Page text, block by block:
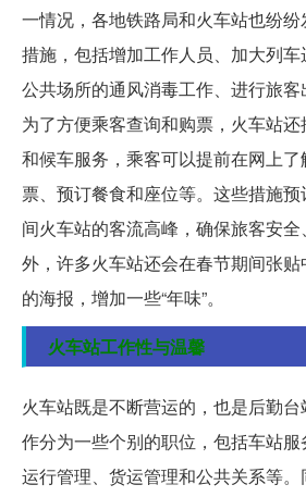
一情况，各地铁路局和火车站也纷
措施，包括增加工作人员、加大列
公共场所的通风消毒工作、进行旅客
为了方便乘客查询和购票，火车站
和候车服务，乘客可以提前在网上
票、预订餐食和座位等。这些措施
间火车站的客流高峰，确保旅客安
外，许多火车站还会在春节期间张
的海报，增加一些“年味”。
火车站工作性与温馨
火车站既是不断营运的，也是后勤
作分为一些个别的职位，包括车站服
运行管理、货运管理和公共关系等